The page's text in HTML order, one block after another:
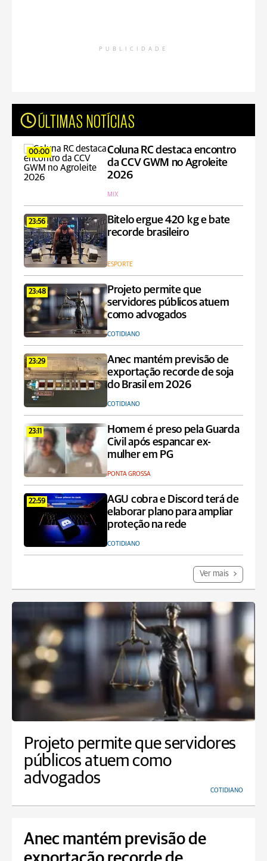
PUBLICIDADE
ÚLTIMAS NOTÍCIAS
00:00
Coluna RC destaca encontro
da CCV GWM no Agroleite
2026
MIX
23:56
Bitelo ergue 420 kg e bate
recorde brasileiro
ESPORTE
23:48
Projeto permite que
servidores públicos atuem
como advogados
COTIDIANO
23:29
Anec mantém previsão de
exportação recorde de soja
do Brasil em 2026
COTIDIANO
23:11
Homem é preso pela Guarda
Civil após espancar ex-
mulher em PG
PONTA GROSSA
22:59
AGU cobra e Discord terá de
elaborar plano para ampliar
proteção na rede
COTIDIANO
Ver mais
Projeto permite que servidores
públicos atuem como
advogados
COTIDIANO
Anec mantém previsão de